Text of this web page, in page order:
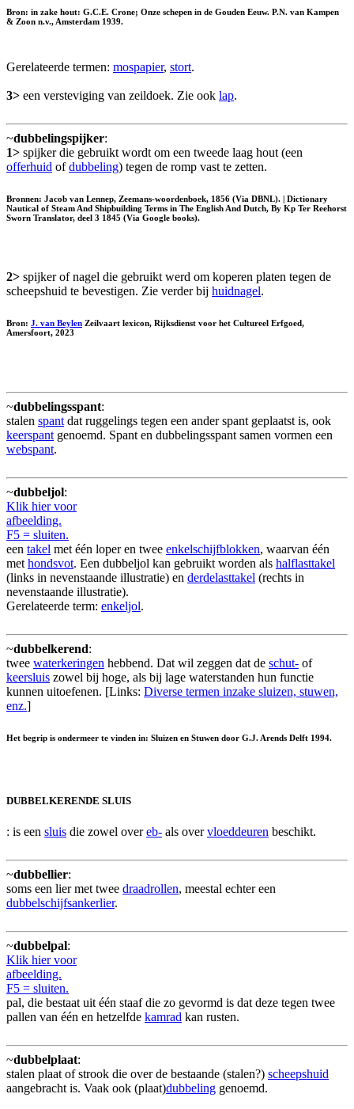
Bron: in zake hout: G.C.E. Crone; Onze schepen in de Gouden Eeuw. P.N. van Kampen
& Zoon n.v., Amsterdam 1939.
Gerelateerde termen: mospapier, stort.
3> een versteviging van zeildoek. Zie ook lap.
~dubbelingspijker:
1> spijker die gebruikt wordt om een tweede laag hout (een
offerhuid ofdubbeling) tegen de romp vast te zetten.
Bronnen: Jacob van Lennep, Zeemans-woordenboek, 1856 (Via DBNL). | Dictionary
Nautical of Steam And Shipbuilding Terms in The English And Dutch, By Kp Ter Reehorst
Sworn Translator, deel 3 1845 (Via Google books).
2> spijker of nagel die gebruikt werd om koperen platen tegen de
scheepshuid te bevestigen. Zie verder bij huidnagel.
Bron: J. van Beylen Zeilvaart lexicon, Rijksdienst voor het Cultureel Erfgoed,
Amersfoort, 2023
~dubbelingsspant:
stalen spantdat ruggelings tegen een ander spant geplaatst is, ook
keerspantgenoemd. Spant en dubbelingsspant samen vormen een
webspant.
~dubbeljol:
Klik hier voor
afbeelding.
F5 = sluiten.
een takel met één loper en twee enkelschijfblokken, waarvan één
methondsvot. Een dubbeljol kan gebruikt worden als halflasttakel
(links in nevenstaande illustratie) en derdelasttakel (rechts in
nevenstaande illustratie).
Gerelateerde term: enkeljol.
~dubbelkerend:
twee waterkeringen hebbend. Dat wil zeggen dat de schut- of
keersluis zowel bij hoge, als bij lage waterstanden hun functie
kunnen uitoefenen. [Links: Diverse termen inzake sluizen, stuwen,
enz.]
Het begrip is ondermeer te vinden in: Sluizen en Stuwen door G.J. Arends Delft 1994.
DUBBELKERENDE SLUIS
: is een sluis die zowel overeb- als overvloeddeuren beschikt.
~dubbellier:
soms een lier met twee draadrollen, meestal echter een
dubbelschijfsankerlier.
~dubbelpal:
Klik hier voor
afbeelding.
F5 = sluiten.
pal, die bestaat uit één staaf die zo gevormd is dat deze tegen twee
pallen van één en hetzelfde kamrad kan rusten.
~dubbelplaat:
stalen plaat of strook die over de bestaande (stalen?) scheepshuid
aangebracht is. Vaak ook (plaat)dubbeling genoemd.